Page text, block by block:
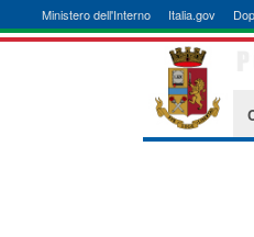
Ministero dell'Interno Italia.gov